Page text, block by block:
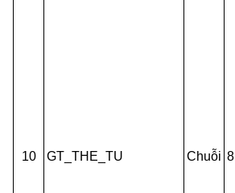
10 GT_THE_TU Chuỗi 8